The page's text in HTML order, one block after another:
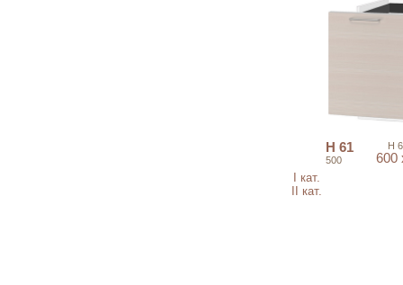
Н 61
500
Н
600
I кат.
II кат.